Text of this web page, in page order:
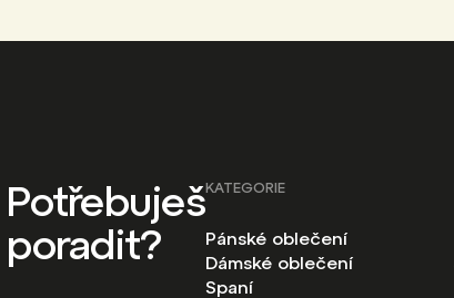
Potřebuješ
poradit?
KATEGORIE
Pánské oblečení
Dámské oblečení
Spaní